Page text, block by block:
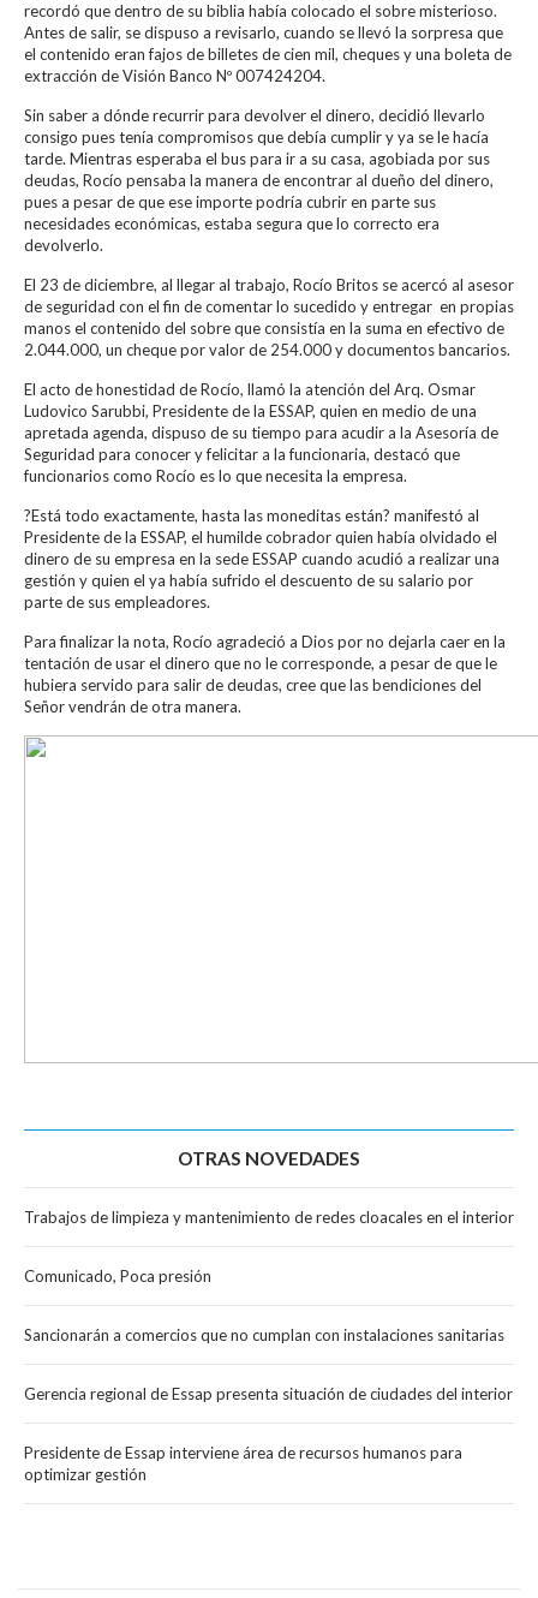
recordó que dentro de su biblia había colocado el sobre misterioso.
Antes de salir, se dispuso a revisarlo, cuando se llevó la sorpresa que
el contenido eran fajos de billetes de cien mil, cheques y una boleta de
extracción de Visión Banco Nº 007424204.
Sin saber a dónde recurrir para devolver el dinero, decidió llevarlo
consigo pues tenía compromisos que debía cumplir y ya se le hacía
tarde. Mientras esperaba el bus para ir a su casa, agobiada por sus
deudas, Rocío pensaba la manera de encontrar al dueño del dinero,
pues a pesar de que ese importe podría cubrir en parte sus
necesidades económicas, estaba segura que lo correcto era
devolverlo.
El 23 de diciembre, al llegar al trabajo, Rocío Britos se acercó al asesor
de seguridad con el fin de comentar lo sucedido y entregar en propias
manos el contenido del sobre que consistía en la suma en efectivo de
2.044.000, un cheque por valor de 254.000 y documentos bancarios.
El acto de honestidad de Rocío, llamó la atención del Arq. Osmar
Ludovico Sarubbi, Presidente de la ESSAP, quien en medio de una
apretada agenda, dispuso de su tiempo para acudir a la Asesoría de
Seguridad para conocer y felicitar a la funcionaria, destacó que
funcionarios como Rocío es lo que necesita la empresa.
?Está todo exactamente, hasta las moneditas están? manifestó al
Presidente de la ESSAP, el humilde cobrador quien había olvidado el
dinero de su empresa en la sede ESSAP cuando acudió a realizar una
gestión y quien el ya había sufrido el descuento de su salario por
parte de sus empleadores.
Para finalizar la nota, Rocío agradeció a Dios por no dejarla caer en la
tentación de usar el dinero que no le corresponde, a pesar de que le
hubiera servido para salir de deudas, cree que las bendiciones del
Señor vendrán de otra manera.
OTRAS NOVEDADES
Trabajos de limpieza y mantenimiento de redes cloacales en el interior
Comunicado, Poca presión
Sancionarán a comercios que no cumplan con instalaciones sanitarias
Gerencia regional de Essap presenta situación de ciudades del interior
Presidente de Essap interviene área de recursos humanos para
optimizar gestión